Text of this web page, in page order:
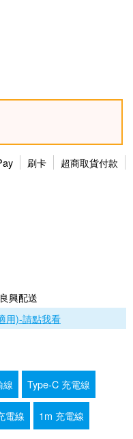
刷卡
超商取貨付款
良興配送
用)-請點我看
線 Type-C 充電線
電線 1m 充電線